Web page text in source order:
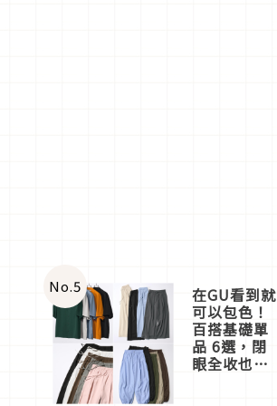
No.5 在GU看到就
可以包色！
百搭基礎單
品 6選，閉
眼全收也不